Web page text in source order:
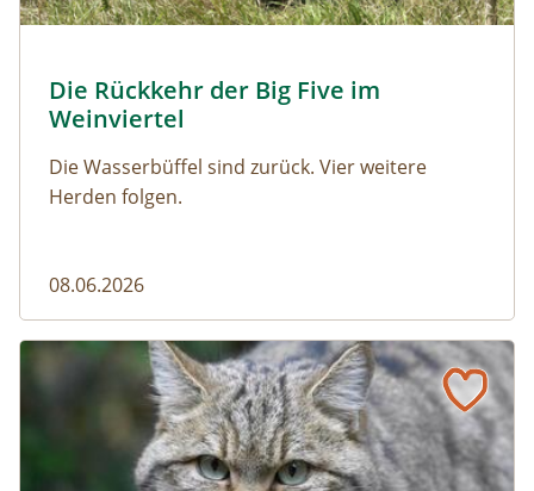
Naturmagazin: Die Rückkehr der Big Five im
Die Rückkehr der Big Five im
Weinviertel
Die Wasserbüffel sind zurück. Vier weitere
Herden folgen.
08.06.2026
Vom Acker zum Wildkatzen-Korridor